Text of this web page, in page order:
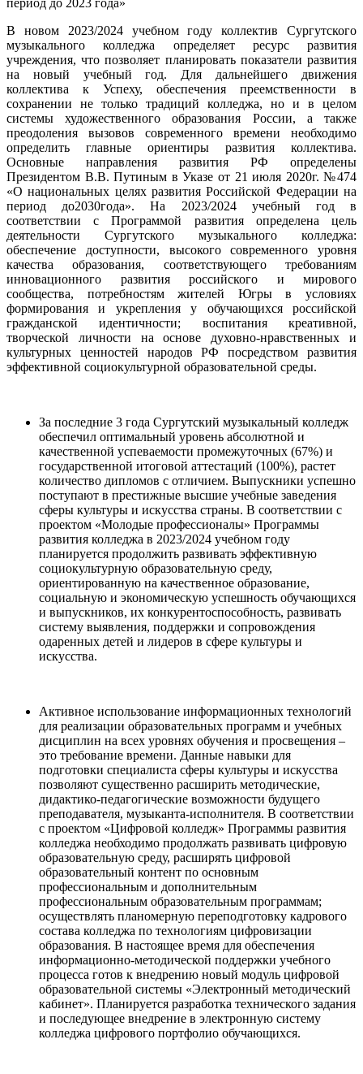
В новом 2023/2024 учебном году коллектив Сургутского
музыкального колледжа определяет ресурс развития
учреждения, что позволяет планировать показатели развития
на новый учебный год. Для дальнейшего движения
коллектива к Успеху, обеспечения преемственности в
сохранении не только традиций колледжа, но и в целом
системы художественного образования России, а также
преодоления вызовов современного времени необходимо
определить главные ориентиры развития коллектива.
Основные направления развития РФ определены
Президентом В.В. Путиным в Указе от 21 июля 2020г. №474
«О национальных целях развития Российской Федерации на
период до2030года». На 2023/2024 учебный год в
соответствии с Программой развития определена цель
деятельности Сургутского музыкального колледжа:
обеспечение доступности, высокого современного уровня
качества образования, соответствующего требованиям
инновационного развития российского и мирового
сообщества, потребностям жителей Югры в условиях
формирования и укрепления у обучающихся российской
гражданской идентичности; воспитания креативной,
творческой личности на основе духовно-нравственных и
культурных ценностей народов РФ посредством развития
эффективной социокультурной образовательной среды.
За последние 3 года Сургутский музыкальный колледж
обеспечил оптимальный уровень абсолютной и
качественной успеваемости промежуточных (67%) и
государственной итоговой аттестаций (100%), растет
количество дипломов с отличием. Выпускники успешно
поступают в престижные высшие учебные заведения
сферы культуры и искусства страны. В соответствии с
проектом «Молодые профессионалы» Программы
развития колледжа в 2023/2024 учебном году
планируется продолжить развивать эффективную
социокультурную образовательную среду,
ориентированную на качественное образование,
социальную и экономическую успешность обучающихся
и выпускников, их конкурентоспособность, развивать
систему выявления, поддержки и сопровождения
одаренных детей и лидеров в сфере культуры и
искусства.
Активное использование информационных технологий
для реализации образовательных программ и учебных
дисциплин на всех уровнях обучения и просвещения –
это требование времени. Данные навыки для
подготовки специалиста сферы культуры и искусства
позволяют существенно расширить методические,
дидактико-педагогические возможности будущего
преподавателя, музыканта-исполнителя. В соответствии
с проектом «Цифровой колледж» Программы развития
колледжа необходимо продолжать развивать цифровую
образовательную среду, расширять цифровой
образовательный контент по основным
профессиональным и дополнительным
профессиональным образовательным программам;
осуществлять планомерную переподготовку кадрового
состава колледжа по технологиям цифровизации
образования. В настоящее время для обеспечения
информационно-методической поддержки учебного
процесса готов к внедрению новый модуль цифровой
образовательной системы «Электронный методический
кабинет». Планируется разработка технического задания
и последующее внедрение в электронную систему
колледжа цифрового портфолио обучающихся.